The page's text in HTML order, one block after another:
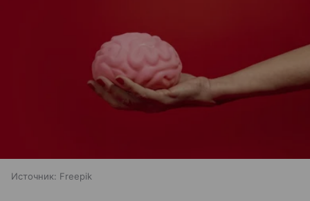
Источник: Freepik